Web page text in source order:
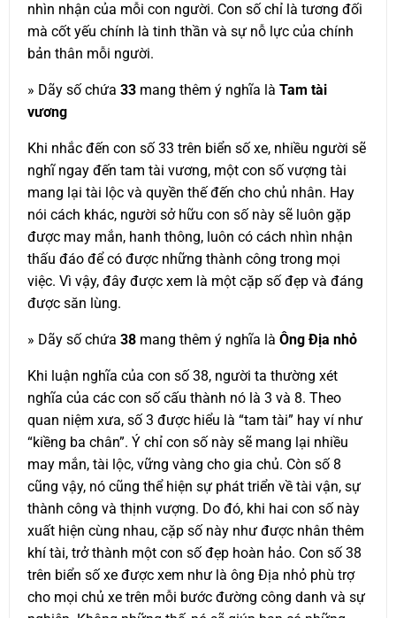
nhìn nhận của mỗi con người. Con số chỉ là tương đối
mà cốt yếu chính là tinh thần và sự nỗ lực của chính
bản thân mỗi người.
» Dãy số chứa 33 mang thêm ý nghĩa là Tam tài
vương
Khi nhắc đến con số 33 trên biển số xe, nhiều người sẽ
nghĩ ngay đến tam tài vương, một con số vượng tài
mang lại tài lộc và quyền thế đến cho chủ nhân. Hay
nói cách khác, người sở hữu con số này sẽ luôn gặp
được may mắn, hanh thông, luôn có cách nhìn nhận
thấu đáo để có được những thành công trong mọi
việc. Vì vậy, đây được xem là một cặp số đẹp và đáng
được săn lùng.
» Dãy số chứa 38 mang thêm ý nghĩa là Ông Địa nhỏ
Khi luận nghĩa của con số 38, người ta thường xét
nghĩa của các con số cấu thành nó là 3 và 8. Theo
quan niệm xưa, số 3 được hiểu là “tam tài” hay ví như
“kiềng ba chân”. Ý chỉ con số này sẽ mang lại nhiều
may mắn, tài lộc, vững vàng cho gia chủ. Còn số 8
cũng vậy, nó cũng thể hiện sự phát triển về tài vận, sự
thành công và thịnh vượng. Do đó, khi hai con số này
xuất hiện cùng nhau, cặp số này như được nhân thêm
khí tài, trở thành một con số đẹp hoàn hảo. Con số 38
trên biển số xe được xem như là ông Địa nhỏ phù trợ
cho mọi chủ xe trên mỗi bước đường công danh và sự